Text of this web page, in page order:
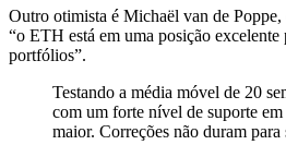
Outro otimista é Michaël van de
“o ETH está em uma posição excelente
portfólios”.
Testando a média móvel de 20
com um forte nível de suporte
maior. Correções não duram para